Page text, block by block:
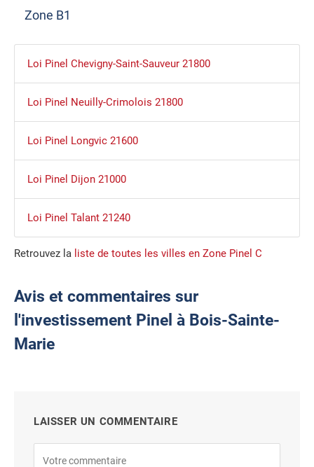
Zone B1
Loi Pinel Chevigny-Saint-Sauveur 21800
Loi Pinel Neuilly-Crimolois 21800
Loi Pinel Longvic 21600
Loi Pinel Dijon 21000
Loi Pinel Talant 21240
Retrouvez la liste de toutes les villes en Zone Pinel C
Avis et commentaires sur
l'investissement Pinel à Bois-Sainte-
Marie
LAISSER UN COMMENTAIRE